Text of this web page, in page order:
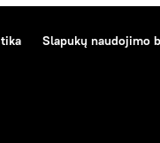
Slapukų naudojimo